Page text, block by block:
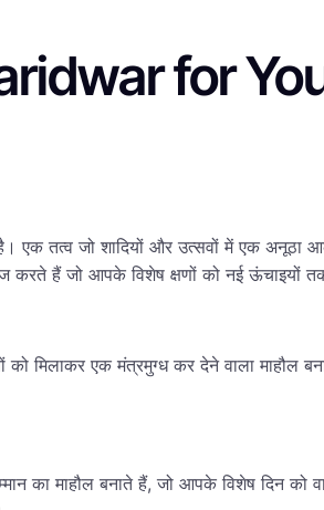
for
एक तत्व जो शादियों और उत्सवों में एक अनूठा
करते हैं जो आपके विशेष क्षणों को नई ऊंचाइयों
मिलाकर एक मंत्रमुग्ध कर देने वाला माहौल
का माहौल बनाते हैं, जो आपके विशेष दिन को